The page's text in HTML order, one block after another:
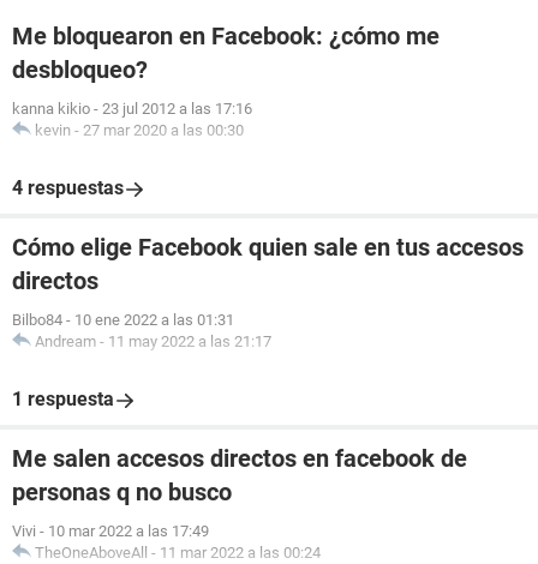
Me bloquearon en Facebook: ¿cómo me
desbloqueo?
kanna kikio - 23 jul 2012 a las 17:16
kevin - 27 mar 2020 a las 00:30
4 respuestas
Cómo elige Facebook quien sale en tus accesos
directos
Bilbo84 - 10 ene 2022 a las 01:31
Andream - 11 may 2022 a las 21:17
1 respuesta
Me salen accesos directos en facebook de
personas q no busco
Vivi - 10 mar 2022 a las 17:49
TheOneAboveAll - 11 mar 2022 a las 00:24